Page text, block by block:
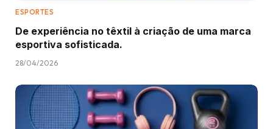
ESPORTES
De experiência no têxtil à criação de uma marca
esportiva sofisticada.
28/04/2026